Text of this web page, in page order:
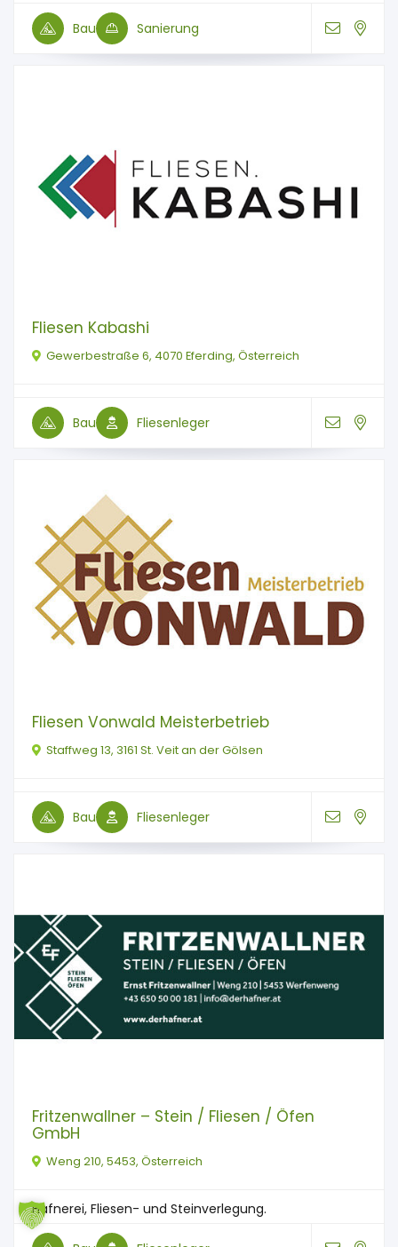
Bau Sanierung
Fliesen Kabashi
Gewerbestraße 6, 4070 Eferding, Österreich
Bau Fliesenleger
Fliesen Vonwald Meisterbetrieb
Staffweg 13, 3161 St. Veit an der Gölsen
Bau Fliesenleger
Fritzenwallner – Stein / Fliesen / Öfen
GmbH
Weng 210, 5453, Österreich
Hafnerei, Fliesen- und Steinverlegung.